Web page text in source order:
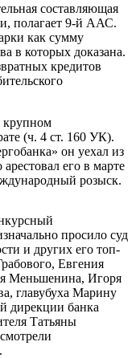
составляющая
полагает 9-й ААС.
как сумму
в которых доказана.
кредитов
крупном
(ч. 4 ст. 160 УК).
он уехал из
его в марте
розыск.
просило суд
и других его топ-
Евгения
Меньшенина, Игоря
главубуха Марину
дирекции банка
Татьяны